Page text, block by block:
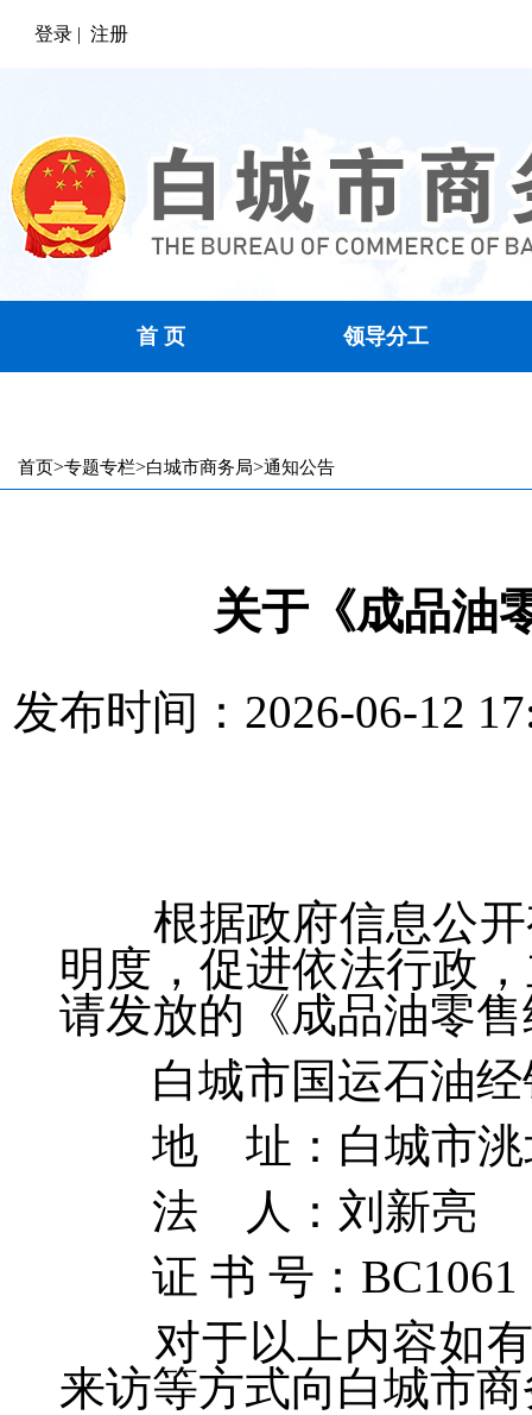
登录 | 注册
首 页 领导分工
首页>专题专栏>白城市商务局>通知公告
关于《成品油
发布时间：2026-06-12
根据政府信息公
明度，促进依法行政
请发放的《成品油零
白城市国运石油
地 址： 白城市
法 人： 刘新亮
证 书 号： BC1061
对于以上内容如
来访等方式向白城市